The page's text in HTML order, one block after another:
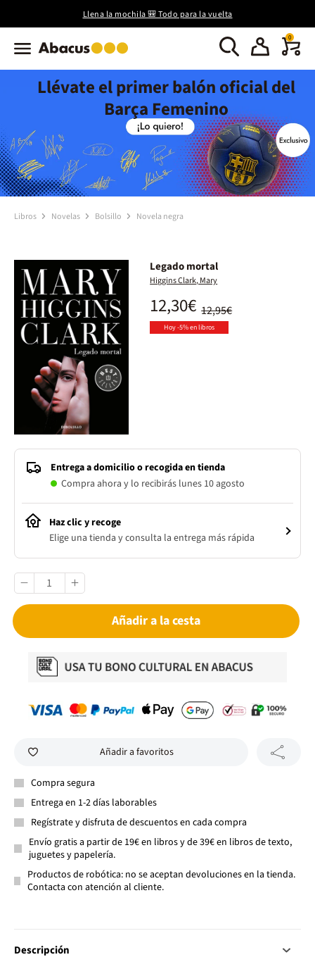
Llena la mochila 🎒 Todo para la vuelta
0
Llévate el primer balón oficial del
Barça Femenino
Libros Novelas Bolsillo Novela negra
Legado mortal
Higgins Clark, Mary
12,95€
12,30€
Hoy -5% en libros
Entrega a domicilio o recogida en tienda
Compra ahora y lo recibirás lunes 10 agosto
Haz clic y recoge
Elige una tienda y consulta la entrega más rápida
Añadir a la cesta
Añadir a favoritos
Compra segura
Entrega en 1-2 días laborables
Regístrate y disfruta de descuentos en cada compra
Envío gratis a partir de 19€ en libros y de 39€ en libros de texto,
juguetes y papelería.
Productos de robótica: no se aceptan devoluciones en la tienda.
Contacta con atención al cliente.
Descripción